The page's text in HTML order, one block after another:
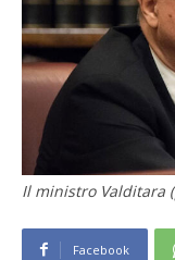
Il ministro Valditara
Facebook